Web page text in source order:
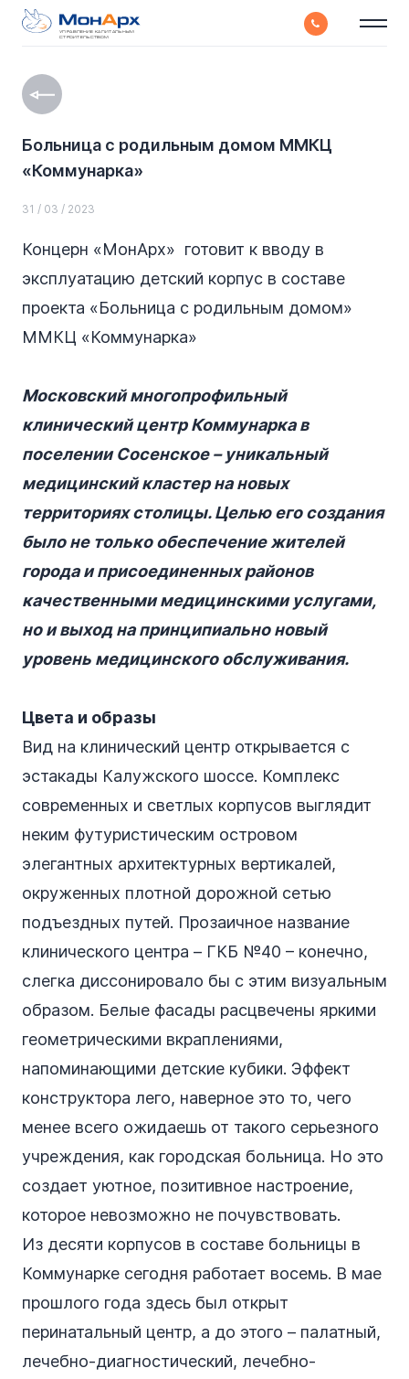
УПРАВЛЕНИЕ КАПИТАЛЬНЫМ
СТРОИТЕЛЬСТВОМ
Больница с родильным домом ММКЦ
«Коммунарка»
31 / 03 / 2023
Концерн «МонАрх» готовит к вводу в
эксплуатацию детский корпус в составе
проекта «Больница с родильным домом»
ММКЦ «Коммунарка»
Московский многопрофильный
клинический центр Коммунарка в
поселении Сосенское – уникальный
медицинский кластер на новых
территориях столицы. Целью его создания
было не только обеспечение жителей
города и присоединенных районов
качественными медицинскими услугами,
но и выход на принципиально новый
уровень медицинского обслуживания.
Цвета и образы
Вид на клинический центр открывается с
эстакады Калужского шоссе. Комплекс
современных и светлых корпусов выглядит
неким футуристическим островом
элегантных архитектурных вертикалей,
окруженных плотной дорожной сетью
подъездных путей. Прозаичное название
клинического центра – ГКБ №40 – конечно,
слегка диссонировало бы с этим визуальным
образом. Белые фасады расцвечены яркими
геометрическими вкраплениями,
напоминающими детские кубики. Эффект
конструктора лего, наверное это то, чего
менее всего ожидаешь от такого серьезного
учреждения, как городская больница. Но это
создает уютное, позитивное настроение,
которое невозможно не почувствовать.
Из десяти корпусов в составе больницы в
Коммунарке сегодня работает восемь. В мае
прошлого года здесь был открыт
перинатальный центр, а до этого – палатный,
лечебно-диагностический, лечебно-